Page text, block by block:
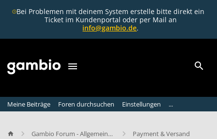
Bei Problemen mit deinem System erstelle bitte direkt ein
Ticket im Kundenportal oder per Mail an
info@gambio.de.
Meine Beiträge Foren durchsuchen Einstellungen ...
Gambio Forum - Allgemeine DiskussionPayment & Versand